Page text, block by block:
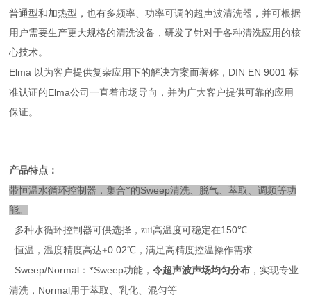
普通型和加热型，也有多频率、功率可调的超声波清洗器，并可根据
用户需要生产更大规格的清洗设备，研发了针对于各种清洗应用的核
心技术。
Elma 以为客户提供复杂应用下的解决方案而著称， DIN EN 9001标
准认证的Elma公司一直着市场导向，并为广大客户提供可靠的应用
保证。
产品特点：
带恒温水循环控制器，集合*的Sweep清洗、脱气、萃取、调频等功
能。
多种水循环控制器可供选择，zui高温度可稳定在150℃
恒温，温度精度高达±0.02℃，满足高精度控温操作需求
Sweep/Normal ：*Sweep功能，令超声波声场均匀分布 ，实现专业
清洗， Normal用于萃取、乳化、混匀等